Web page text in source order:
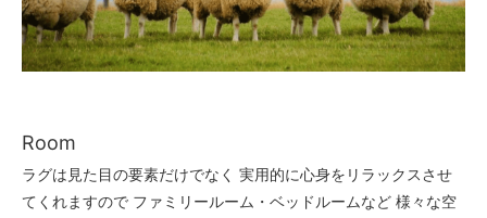
Room
ラグは見た目の要素だけでなく 実用的に心身をリラックスさせ
てくれますので ファミリールーム・ベッドルームなど 様々な空